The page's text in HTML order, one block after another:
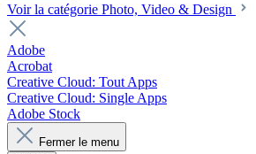
Voir la catégorie Photo, Video & Design
Adobe
Acrobat
Creative Cloud: Tout Apps
Creative Cloud: Single Apps
Adobe Stock
Fermer le menu